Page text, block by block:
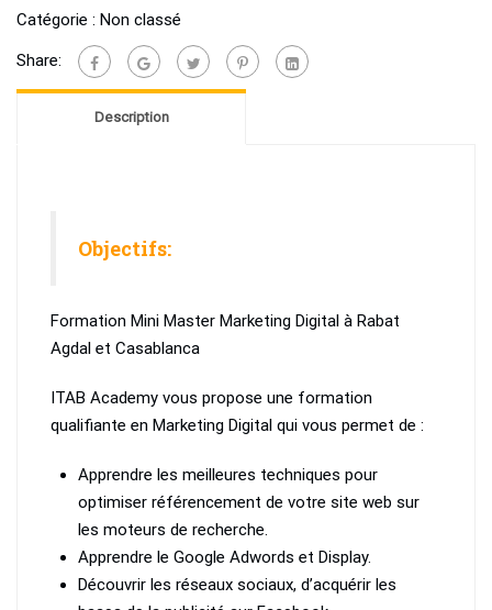
certification
digital
&
Mâarif
Weekend
Catégorie : Non classé
Share:
Description
Objectifs:
Formation Mini Master Marketing Digital à Rabat
Agdal et Casablanca
ITAB Academy vous propose une formation
qualifiante en Marketing Digital qui vous permet de :
Apprendre les meilleures techniques pour
optimiser référencement de votre site web sur
les moteurs de recherche.
Apprendre le Google Adwords et Display.
Découvrir les réseaux sociaux, d’acquérir les